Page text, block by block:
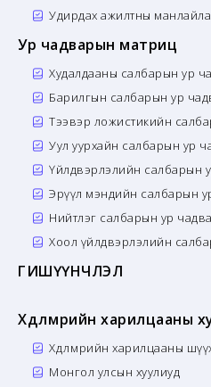
Удирдах ажилтны
Ур чадварын матриц
Худалдааны салбарын ур
Барилгын салбарын ур
Тээвэр ложистикийн
Уул уурхайн салбарын ур
Үйлдвэрлэлийн салбарын
Эрүүл мэндийн салбарын
Нийтлэг салбарын ур
Хоол үйлдвэрлэлийн
ГИШҮҮНЧЛЭЛ
Хөдөлмөрийн харилцааны
Хөдөлмөрийн харилцааны
Монгол улсын хуулиуд